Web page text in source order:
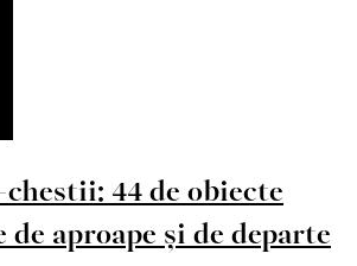
44 de obiecte
aproape și de departe